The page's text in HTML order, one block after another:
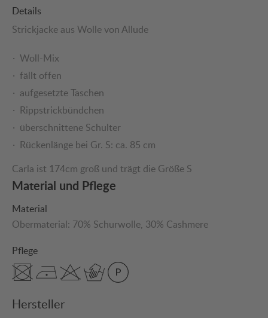
Details
Strickjacke aus Wolle von Allude
Woll-Mix
fällt offen
aufgesetzte Taschen
Rippstrickbündchen
überschnittene Schulter
Rückenlänge bei Gr. S: ca. 85 cm
Carla ist 174cm groß und trägt die Größe S
Material und Pflege
Material
Obermaterial: 70% Schurwolle, 30% Cashmere
Pflege
Hersteller